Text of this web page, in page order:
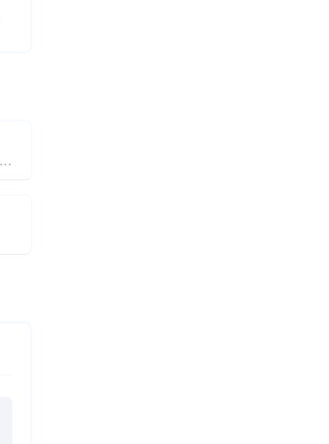
一站式AI音乐创作平台，让灵感瞬间转化为专业级歌曲